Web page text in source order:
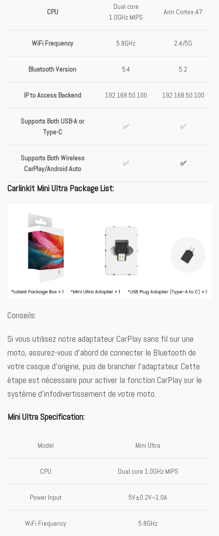
CPU
Dual core
1.0GHz MIPS
Arm Cortex-A7
WiFi Frequency 5.8GHz 2.4/5G
Bluetooth Version 5.4 5.2
IP to Access Backend 192.168.50.100 192.168.50.100
Supports Both USB-A or
Type-C
✅ ✅
Supports Both Wireless
CarPlay/Android Auto
✅ ✅
Carlinkit Mini Ultra Package List:
Conseils:
Si vous utilisez notre adaptateur CarPlay sans fil sur une
moto, assurez-vous d’abord de connecter le Bluetooth de
votre casque d’origine, puis de brancher l’adaptateur. Cette
étape est nécessaire pour activer la fonction CarPlay sur le
système d’infodivertissement de votre moto.
Mini Ultra Specification:
Model Mini Ultra
CPU Dual core 1.0GHz MIPS
Power Input 5V±0.2V⎓1.0A
WiFi Frequency 5.8GHz